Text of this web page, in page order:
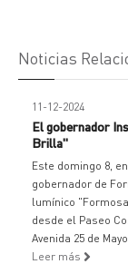
Noticias
11-12-2024
El gobernador
Brilla"
Este domingo 8,
gobernador de
lumínico
desde el Paseo
Avenida 25 de
Leer más